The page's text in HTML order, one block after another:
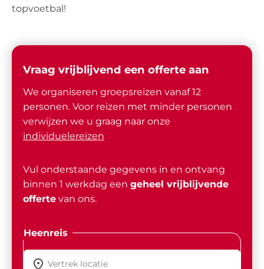
topvoetbal!
Vraag vrijblijvend een offerte aan
We organiseren groepsreizen vanaf 12
personen. Voor reizen met minder personen
verwijzen we u graag naar onze
individuelereizen
Vul onderstaande gegevens in en ontvang
binnen 1 werkdag een geheel vrijblijvende
offertevan ons.
Heenreis